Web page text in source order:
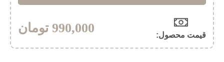
قیمت محصول:​ 990,000 تومان